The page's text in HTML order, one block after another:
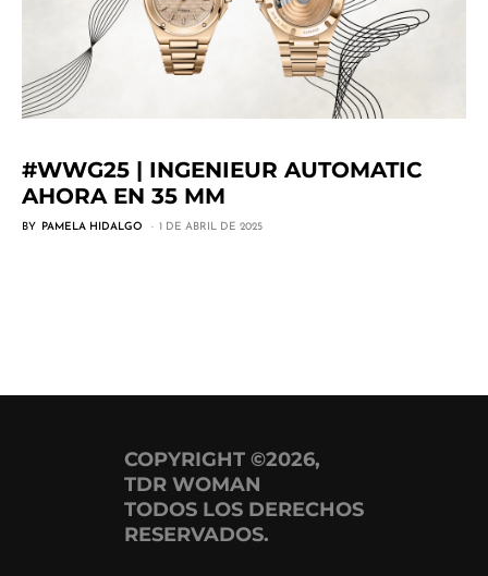
#WWG25 | INGENIEUR AUTOMATIC
AHORA EN 35 MM
BY PAMELA HIDALGO 1 DE ABRIL DE 2025
COPYRIGHT ©2026,
TDR WOMAN
TODOS LOS DERECHOS
RESERVADOS.